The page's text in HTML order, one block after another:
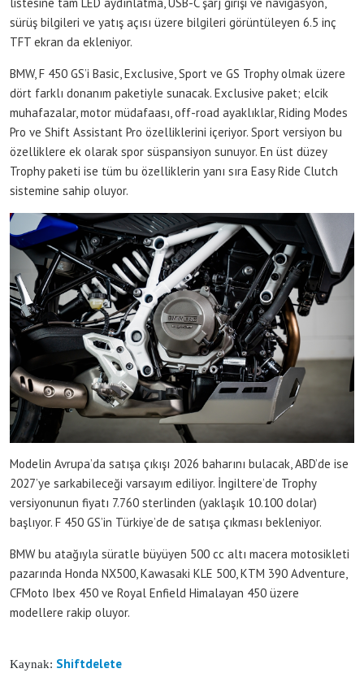
listesine tam LED aydınlatma, USB-C şarj girişi ve navigasyon,
sürüş bilgileri ve yatış açısı üzere bilgileri görüntüleyen 6.5 inç
TFT ekran da ekleniyor.
BMW, F 450 GS’i Basic, Exclusive, Sport ve GS Trophy olmak üzere
dört farklı donanım paketiyle sunacak. Exclusive paket; elcik
muhafazalar, motor müdafaası, off-road ayaklıklar, Riding Modes
Pro ve Shift Assistant Pro özelliklerini içeriyor. Sport versiyon bu
özelliklere ek olarak spor süspansiyon sunuyor. En üst düzey
Trophy paketi ise tüm bu özelliklerin yanı sıra Easy Ride Clutch
sistemine sahip oluyor.
Modelin Avrupa’da satışa çıkışı 2026 baharını bulacak, ABD’de ise
2027’ye sarkabileceği varsayım ediliyor. İngiltere’de Trophy
versiyonunun fiyatı 7.760 sterlinden (yaklaşık 10.100 dolar)
başlıyor. F 450 GS’in Türkiye’de de satışa çıkması bekleniyor.
BMW bu atağıyla süratle büyüyen 500 cc altı macera motosikleti
pazarında Honda NX500, Kawasaki KLE 500, KTM 390 Adventure,
CFMoto Ibex 450 ve Royal Enfield Himalayan 450 üzere
modellere rakip oluyor.
Kaynak: Shiftdelete